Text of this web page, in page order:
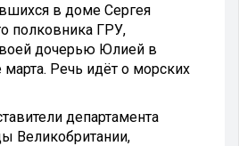
в доме Сергея
полковника ГРУ,
дочерью Юлией в
Речь идёт о морских
департамента
Великобритании,